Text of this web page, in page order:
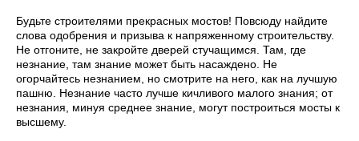
Будьте строителями прекрасных мостов! Повсюду найдите
слова одобрения и призыва к напряженному строительству.
Не отгоните, не закройте дверей стучащимся. Там, где
незнание, там знание может быть насаждено. Не
огорчайтесь незнанием, но смотрите на него, как на лучшую
пашню. Незнание часто лучше кичливого малого знания; от
незнания, минуя среднее знание, могут построиться мосты к
высшему.